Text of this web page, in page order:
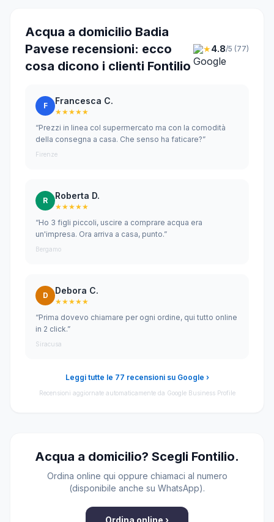
Acqua a domicilio Badia
Pavese recensioni: ecco
cosa dicono i clienti Fontilio
★4.8/5 (77)
F Francesca C.
★★★★★
“Prezzi in linea col supermercato ma con la comodità
della consegna a casa. Che senso ha faticare?”
Firenze
R Roberta D.
★★★★★
“Ho 3 figli piccoli, uscire a comprare acqua era
un'impresa. Ora arriva a casa, punto.”
Bergamo
D Debora C.
★★★★★
“Prima dovevo chiamare per ogni ordine, qui tutto online
in 2 click.”
Siracusa
Leggi tutte le 77 recensioni su Google ›
Recensioni aggiornate automaticamente da Google Business Profile
Acqua a domicilio? Scegli Fontilio.
Ordina online qui oppure chiamaci al numero
(disponibile anche su WhatsApp).
Ordina online ›